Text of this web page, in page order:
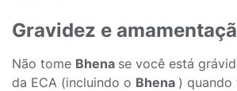
Gravidez e
Não tome Bhena se você está
da ECA (incluindo o Bhena ) quando